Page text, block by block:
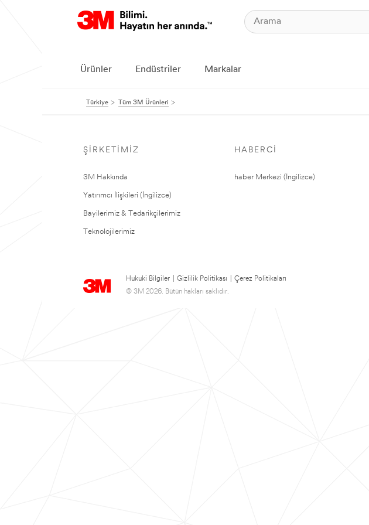
Ürünler Endüstriler Markalar
Türkiye Tüm 3M Ürünleri
ŞIRKETIMIZ
3M Hakkında
Yatırımcı İlişkileri (İngilizce)
Bayilerimiz & Tedarikçilerimiz
Teknolojilerimiz
HABERCI
haber Merkezi (İngilizce)
Hukuki Bilgiler Gizlilik Politikası
Çerez Politikaları
© 3M 2026. Bütün hakları saklıdır.